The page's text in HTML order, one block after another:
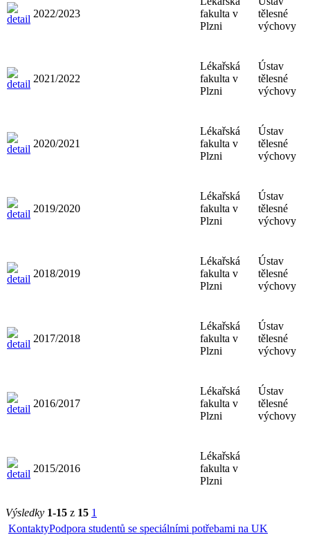
2022/2023
fakulta v
Plzni
tělesné
výchovy
2021/2022
Lékařská
fakulta v
Plzni
Ústav
tělesné
výchovy
2020/2021
Lékařská
fakulta v
Plzni
Ústav
tělesné
výchovy
2019/2020
Lékařská
fakulta v
Plzni
Ústav
tělesné
výchovy
2018/2019
Lékařská
fakulta v
Plzni
Ústav
tělesné
výchovy
2017/2018
Lékařská
fakulta v
Plzni
Ústav
tělesné
výchovy
2016/2017
Lékařská
fakulta v
Plzni
Ústav
tělesné
výchovy
2015/2016
Lékařská
fakulta v
Plzni
Výsledky 1-15 z 15 1
KontaktyPodpora studentů se speciálními potřebami na UK